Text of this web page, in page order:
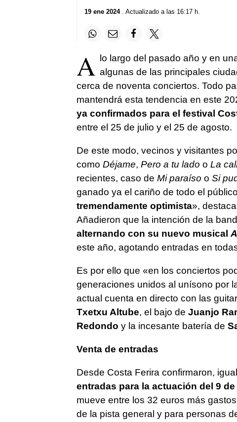
19 ene 2024. Actualizado a las 16:17 h.
A
lo largo del pasado año y en
algunas de las principales
cerca de noventa conciertos. Todo
mantendrá esta tendencia en este
ya confirmados para el festival
entre el 25 de julio y el 25 de agosto.
De este modo, vecinos y visitantes
como Déjame, Pero a tu lado o La
recientes, caso de Mi paraíso o Si
ganado ya el cariño de todo el
tremendamente optimista»,
Añadieron que la intención de la
alternando con su nuevo musical
este año, agotando entradas en
Es por ello que «en los conciertos
generaciones unidos al unísono por
actual cuenta en directo con las
Txetxu Altube, el bajo de Juanjo
Redondo y la incesante batería de
Venta de entradas
Desde Costa Ferira confirmaron,
entradas para la actuación del 9
mueve entre los 32 euros más
de la pista general y para personas